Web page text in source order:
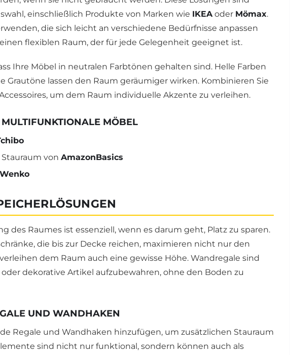
einschließlich Produkte von Marken wie IKEA oder Mömax.
die sich leicht an verschiedene Bedürfnisse anpassen
flexiblen Raum, der für jede Gelegenheit geeignet ist.
Ihre Möbel in neutralen Farbtönen gehalten sind. Helle Farben
Grautöne lassen den Raum geräumiger wirken. Kombinieren Sie
um dem Raum individuelle Akzente zu verleihen.
MÖBEL
von AmazonBasics
Wenko
des Raumes ist essenziell, wenn es darum geht, Platz zu sparen.
die bis zur Decke reichen, maximieren nicht nur den
dem Raum auch eine gewisse Höhe. Wandregale sind
dekorative Artikel aufzubewahren, ohne den Boden zu
UND WANDHAKEN
Regale und Wandhaken hinzufügen, um zusätzlichen Stauraum
sind nicht nur funktional, sondern können auch als